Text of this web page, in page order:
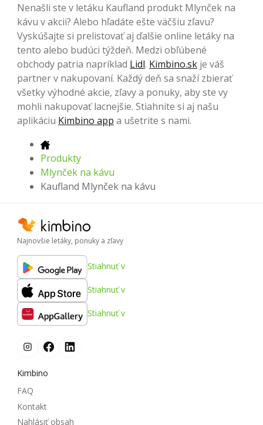
Nenašli ste v letáku Kaufland produkt Mlynček na
kávu v akcii? Alebo hľadáte ešte väčšiu zľavu?
Vyskúšajte si prelistovať aj ďalšie online letáky na
tento alebo budúci týždeň. Medzi obľúbené
obchody patria napríklad Lidl. Kimbino.sk je váš
partner v nakupovaní. Každý deň sa snaží zbierať
všetky výhodné akcie, zľavy a ponuky, aby ste vy
mohli nakupovať lacnejšie. Stiahnite si aj našu
aplikáciu Kimbino app a ušetrite s nami.
Produkty
Mlynček na kávu
Kaufland Mlynček na kávu
Najnovšie letáky, ponuky a zľavy
Stiahnuť v
Stiahnuť v
Stiahnuť v
Kimbino
FAQ
Kontakt
Nahlásiť obsah